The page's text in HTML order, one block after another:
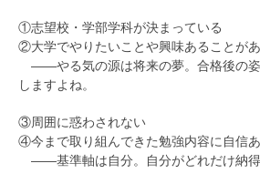
①志望校・学部学科が決まっている
②大学でやりたいことや興味あることが
――やる気の源は将来の夢。合格後の姿
しますよね。
③周囲に惑わされない
④今まで取り組んできた勉強内容に自信
――基準軸は自分。自分がどれだけ納得